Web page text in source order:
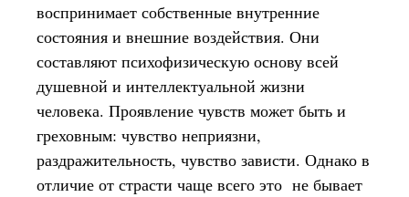
воспринимает собственные внутренние
состояния и внешние воздействия. Они
составляют психофизическую основу всей
душевной и интеллектуальной жизни
человека. Проявление чувств может быть и
греховным: чувство неприязни,
раздражительность, чувство зависти. Однако в
отличие от страсти чаще всего это не бывает